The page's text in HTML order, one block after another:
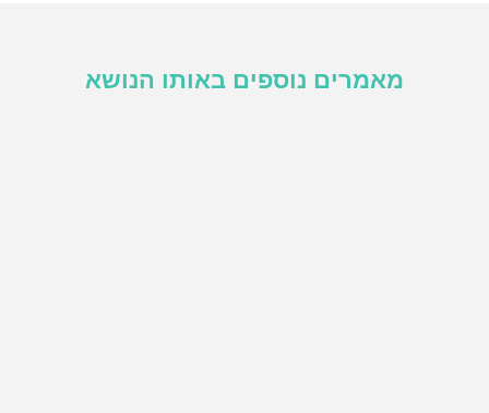
מאמרים נוספים באותו הנושא